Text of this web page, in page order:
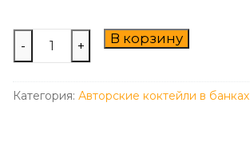
Количество
товара
- + В корзину
Категория: Авторские коктейли в банках